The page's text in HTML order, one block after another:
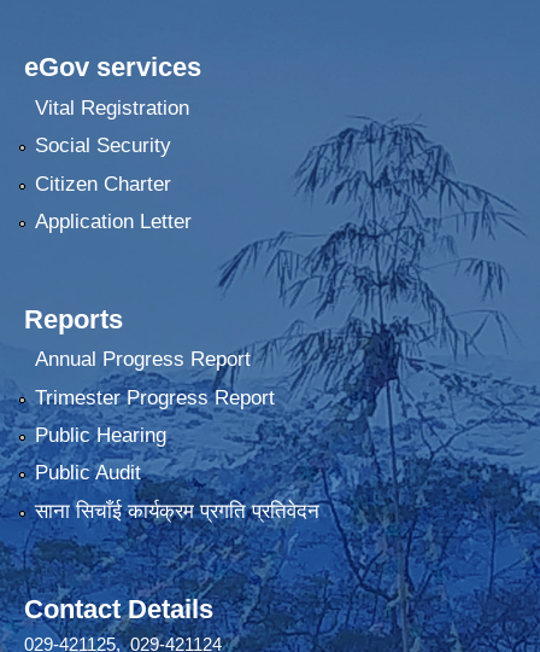
eGov services
Vital Registration
Social Security
Citizen Charter
Application Letter
Reports
Annual Progress Report
Trimester Progress Report
Public Hearing
Public Audit
साना सिचाँई कार्यक्रम प्रगति प्रतिवेदन
Contact Details
029-421125, 029-421124